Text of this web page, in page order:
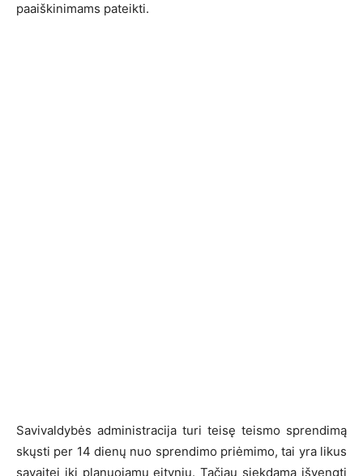
paaiškinimams pateikti.
Savivaldybės administracija turi teisę teismo sprendimą
skųsti per 14 dienų nuo sprendimo priėmimo, tai yra likus
savaitei iki planuojamų eitynių. Tačiau siekdama išvengti